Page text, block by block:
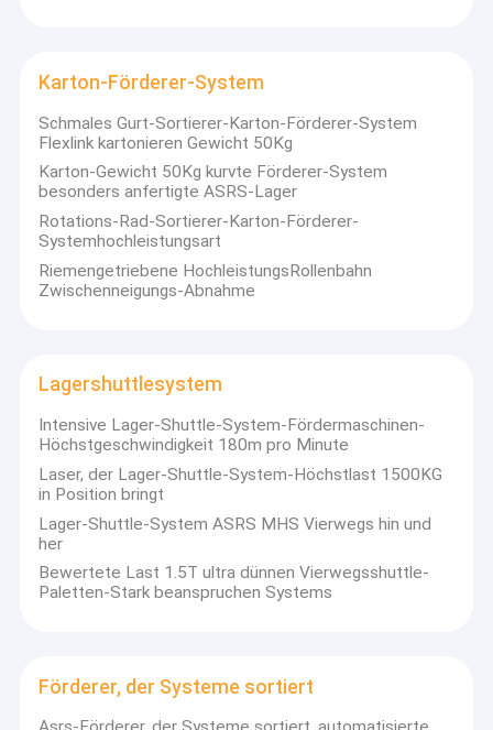
Über uns
Karton-Förderer-System
Schmales Gurt-Sortierer-Karton-Förderer-System
Flexlink kartonieren Gewicht 50Kg
Karton-Gewicht 50Kg kurvte Förderer-System
besonders anfertigte ASRS-Lager
Rotations-Rad-Sortierer-Karton-Förderer-
Systemhochleistungsart
Riemengetriebene HochleistungsRollenbahn
Zwischenneigungs-Abnahme
Lagershuttlesystem
Intensive Lager-Shuttle-System-Fördermaschinen-
Höchstgeschwindigkeit 180m pro Minute
Laser, der Lager-Shuttle-System-Höchstlast 1500KG
in Position bringt
Lager-Shuttle-System ASRS MHS Vierwegs hin und
her
Bewertete Last 1.5T ultra dünnen Vierwegsshuttle-
Paletten-Stark beanspruchen Systems
Förderer, der Systeme sortiert
Entwicklung, Fertigung perfekt integriert,Verkaufs- und